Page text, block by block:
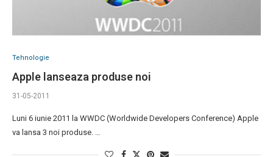
Tehnologie
Apple lanseaza produse noi
31-05-2011
Luni 6 iunie 2011 la WWDC (Worldwide Developers Conference) Apple
va lansa 3 noi produse. …